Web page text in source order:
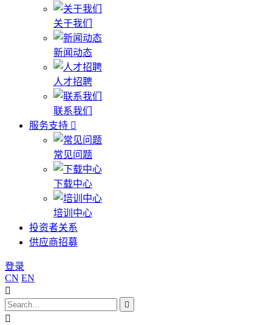
关于我们
新闻动态
人才招聘
联系我们
服务支持
常见问题
下载中心
培训中心
投资者关系
供应商招募
登录
CN EN